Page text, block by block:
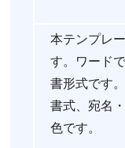
本テンプレ
す。ワード
書形式です
書式、宛名
色です。